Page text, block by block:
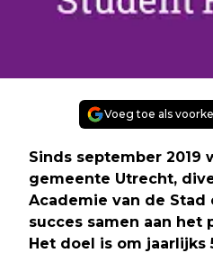
Voeg toe als
Sinds september 2019
gemeente Utrecht,
Academie van de Stad
succes samen aan het
Het doel is om jaarlijks